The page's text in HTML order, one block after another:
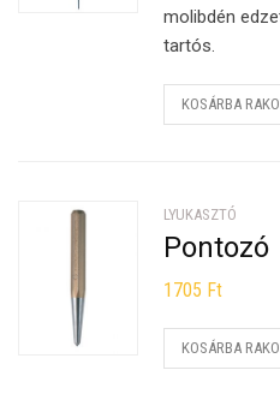
molibdén
tartós.
KOSÁRBA
LYUKASZTÓ
Pontozó
1705 Ft
KOSÁRBA